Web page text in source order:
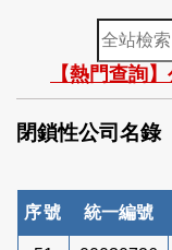
全
站
檢
索
【熱門查詢
閉鎖性公司名錄
序號 統一編號